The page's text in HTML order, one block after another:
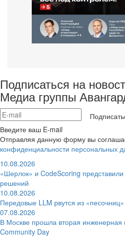
Подписаться на
Медиа группы
Введите ваш E-mail
Отправляя данную форму вы
конфиденциальности персональных
10.08.2026
«Шерлок» и CodeScoring
решений
10.08.2026
Передовые LLM рвутся из
07.08.2026
В Москве прошла вторая
Community Day